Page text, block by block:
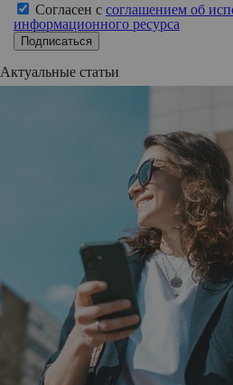
Согласен с соглашением об
информационного ресурса
Подписаться
Актуальные статьи